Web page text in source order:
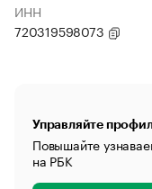
ИНН
720319598073
Управляйте
Повышайте
на РБК